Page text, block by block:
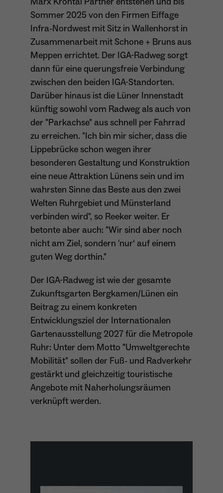
Anbieter Meta Platforms Inc. (Facebook)
Laufzeit 4 Monate
Zweck
Websites - Ausspielung personalisierter
Werbung - Messung von Conversions aus
Facebook-/Instagram-Werbung
Sommer 2025 von den Firmen Eiffage
Infra-Nordwest mit Sitz in Wallenhorst in
Zusammenarbeit mit Schone + Bruns aus
Meppen errichtet. Der IGA-Radweg sorgt
dann für eine querungsfreie Verbindung
zwischen den beiden IGA-Standorten.
Darüber hinaus ist die Lüner Innenstadt
künftig sowohl vom Radweg als auch von
der "Parkachse" aus schnell per Fahrrad
zu erreichen. "Ich bin mir sicher, dass die
Lippebrücke schon wegen ihrer
besonderen Gestaltung und Konstruktion
eine neue Attraktion Lünens sein und im
wahrsten Sinne das Beste aus den zwei
Welten Ruhrgebiet und Münsterland
verbinden wird", so Reeker weiter. Er
betonte aber auch: "Wir sind aber noch
nicht am Ziel, sondern 'nur‘ auf einem
guten Weg dorthin."
Der IGA-Radweg ist wie der gesamte
Zukunftsgarten Bergkamen/Lünen ein
Beitrag zu einem konkreten
Entwicklungsziel der Internationalen
Gartenausstellung 2027 für die Metropole
Ruhr: Unter dem Motto "Umweltgerechte
Mobilität" sollen der Fuß- und Radverkehr
gestärkt und gleichzeitig touristische
Angebote mit Naherholungsräumen
verknüpft werden.